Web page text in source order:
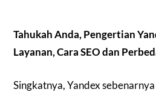
Tahukah Anda, Pengertian
Layanan, Cara SEO dan
Singkatnya, Yandex